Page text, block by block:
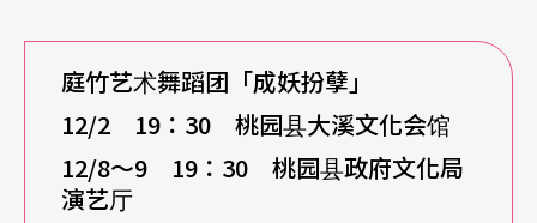
庭竹艺术舞蹈团 「成妖扮孽」
12/2 19 ：30 桃园县大溪文化会馆
12/8～9 19：30 桃园县政府文化局
演艺厅